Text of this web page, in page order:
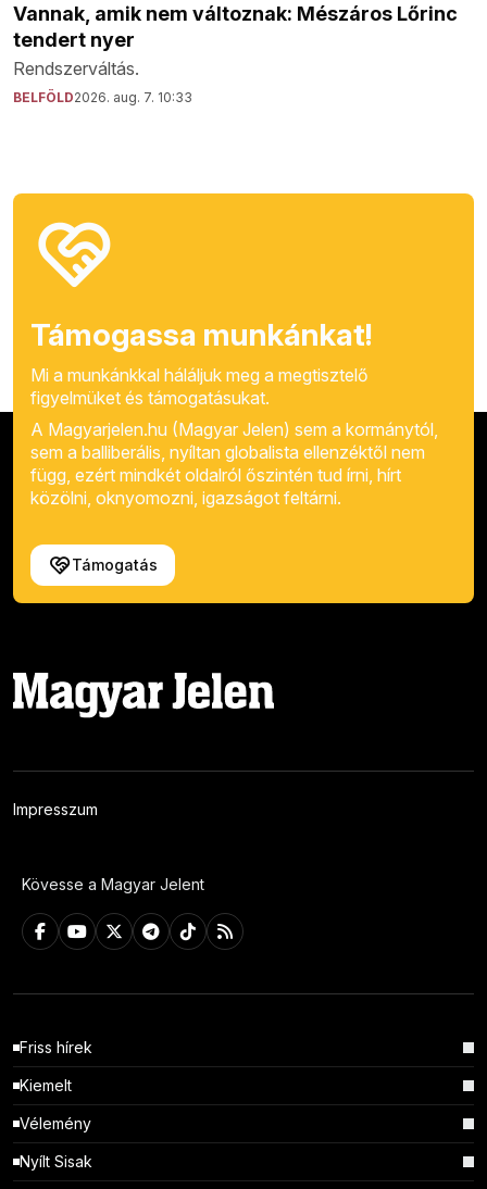
Vannak, amik nem változnak: Mészáros Lőrinc
tendert nyer
Rendszerváltás.
BELFÖLD2026. aug. 7. 10:33
Támogassa munkánkat!
Mi a munkánkkal háláljuk meg a megtisztelő
figyelmüket és támogatásukat.
A Magyarjelen.hu (Magyar Jelen) sem a kormánytól,
sem a balliberális, nyíltan globalista ellenzéktől nem
függ, ezért mindkét oldalról őszintén tud írni, hírt
közölni, oknyomozni, igazságot feltárni.
Támogatás
Impresszum
Kövesse a Magyar Jelent
Friss hírek
Kiemelt
Vélemény
Nyílt Sisak